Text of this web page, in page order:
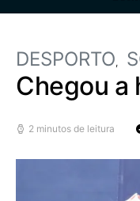
DESPORTO
Chegou a
2 minutos de leitura